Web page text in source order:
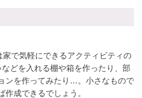
家で気軽にできるアクティビティの
どを入れる棚や箱を作ったり、部
ンを作ってみたり…。小さなもので
作成できるでしょう。